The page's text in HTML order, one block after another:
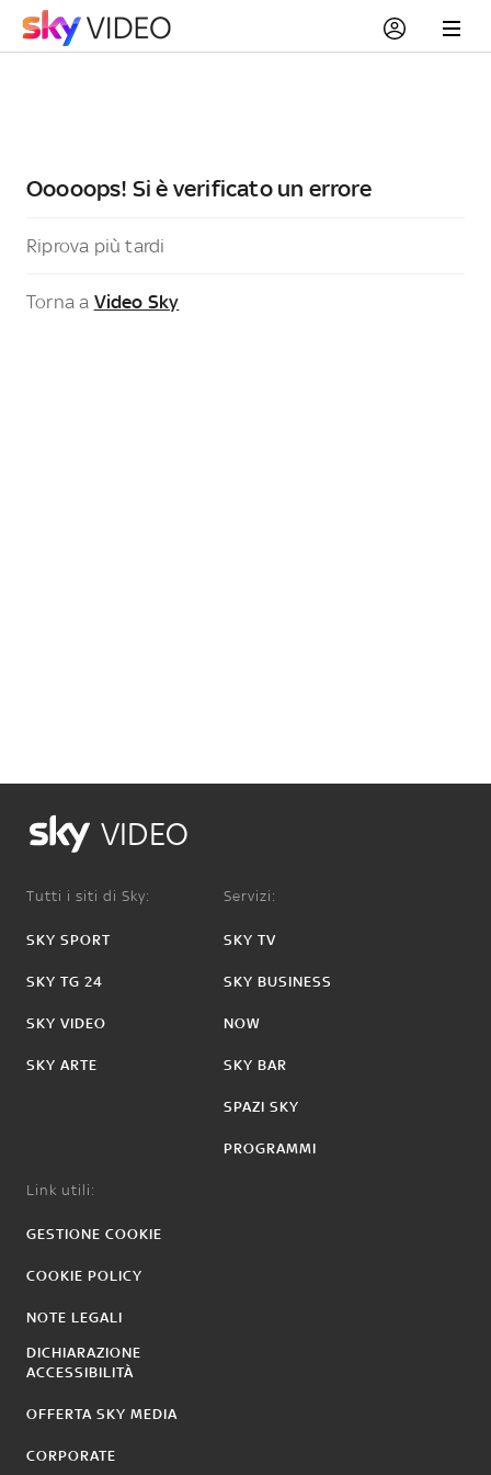
Ooooops! Si è verificato un errore
Riprova più tardi
Torna a Video Sky
VIDEO
Tutti i siti di Sky:
SKY SPORT
SKY TG 24
SKY VIDEO
SKY ARTE
Servizi:
SKY TV
SKY BUSINESS
NOW
SKY BAR
SPAZI SKY
PROGRAMMI
Link utili:
GESTIONE COOKIE
COOKIE POLICY
NOTE LEGALI
DICHIARAZIONE
ACCESSIBILITÀ
OFFERTA SKY MEDIA
CORPORATE